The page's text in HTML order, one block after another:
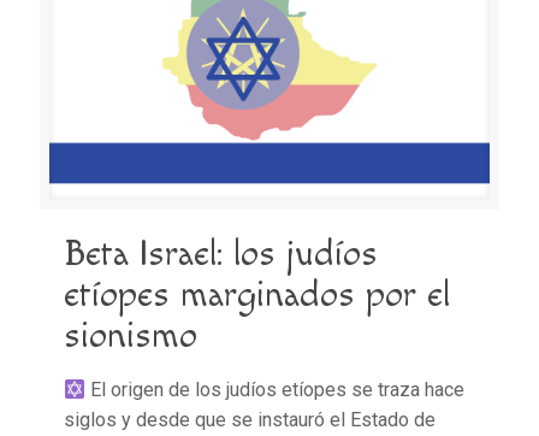
Beta Israel: los judíos
etíopes marginados por el
sionismo
El origen de los judíos etíopes se traza hace
siglos y desde que se instauró el Estado de